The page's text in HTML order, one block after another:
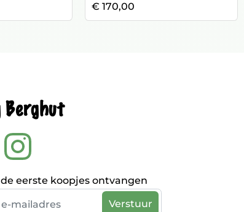
€ 170,00
Berghut
eerste koopjes ontvangen